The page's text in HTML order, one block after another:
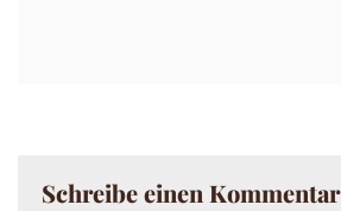
Schreibe einen Kommentar